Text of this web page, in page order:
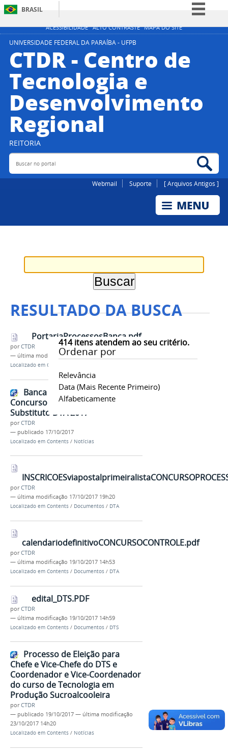
ACESSIBILIDADE ALTO CONTRASTE MAPA DO SITE
BRASIL
Simplifique!
Participe
Legislação
Canais
UNIVERSIDADE FEDERAL DA PARAÍBA - UFPB
CTDR - Centro de
Tecnologia e
Desenvolvimento
Regional
REITORIA
Buscar no portal
Webmail Suporte [ Arquivos Antigos ]
RESULTADO DA BUSCA
414itens atendem ao seu critério.
Ordenar por
Relevância
Data (mais Recente Primeiro)
Alfabeticamente
PortariaProcessosBanca.pdf
porCTDR
— última modificação17/10/2017 19h15
Localizado em Contents
Banca examinadora do
Concurso para Professor
Substituto DTA 2017
porCTDR
— publicado 17/10/2017
Localizado em Contents / Notícias
porCTDR
— última modificação 17/10/2017 19h20
Localizado em Contents / Documentos / DTA
calendariodefinitivoCONCURSOCONTROLE.pdf
porCTDR
— última modificação 19/10/2017 14h53
Localizado em Contents / Documentos / DTA
edital_DTS.PDF
porCTDR
— última modificação 19/10/2017 14h59
Localizado em Contents / Documentos / DTS
Processo de Eleição para
Chefe e Vice-Chefe do DTS e
Coordenador e Vice-Coordenador
do curso de Tecnologia em
Produção Sucroalcooleira
porCTDR
— publicado 19/10/2017 — última modificação
23/10/2017 14h20
Localizado em Contents / Notícias